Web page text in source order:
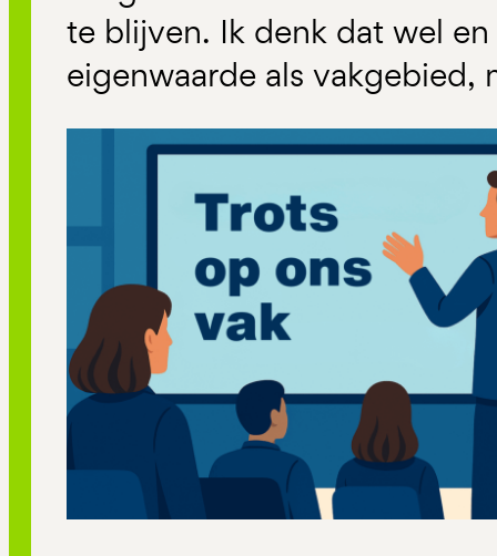
te blijven. Ik denk dat wel
eigenwaarde als vakgebied,